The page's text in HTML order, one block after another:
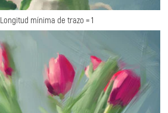
Longitud mínima de trazo = 1